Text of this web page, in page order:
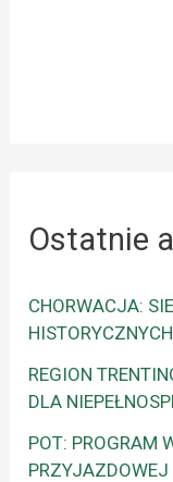
Ostatnie
CHORWACJA:
REGION
DLA
POT: PROGRAM